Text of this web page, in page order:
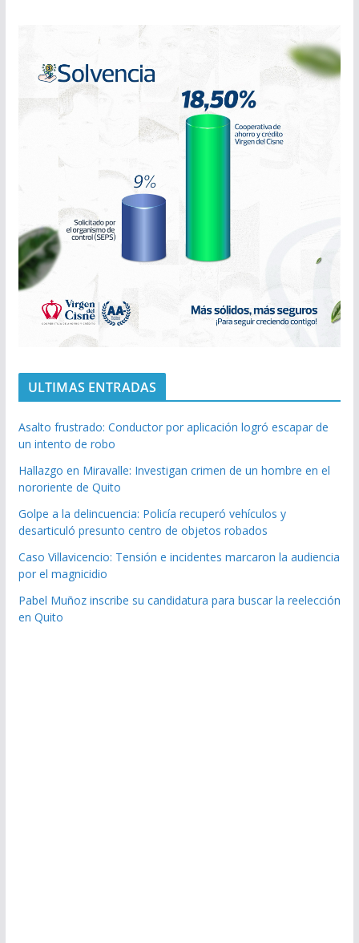
ULTIMAS ENTRADAS
Asalto frustrado: Conductor por aplicación logró escapar de
un intento de robo
Hallazgo en Miravalle: Investigan crimen de un hombre en el
nororiente de Quito
Golpe a la delincuencia: Policía recuperó vehículos y
desarticuló presunto centro de objetos robados
Caso Villavicencio: Tensión e incidentes marcaron la audiencia
por el magnicidio
Pabel Muñoz inscribe su candidatura para buscar la reelección
en Quito